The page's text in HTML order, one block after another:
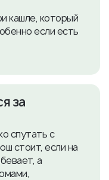
кашле, который
если есть
за
спутать с
стоит, если на
а